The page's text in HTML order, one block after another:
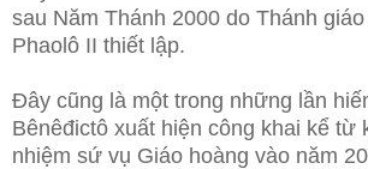
sau Năm Thánh 2000 do Thánh
Phaolô II thiết lập.
Đây cũng là một trong những lần
Bênêđictô xuất hiện công khai kể từ
nhiệm sứ vụ Giáo hoàng vào năm